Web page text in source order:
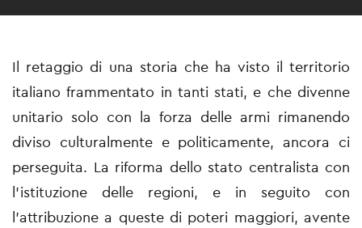
Il retaggio di una storia che ha visto il territorio
italiano frammentato in tanti stati, e che divenne
unitario solo con la forza delle armi rimanendo
diviso culturalmente e politicamente, ancora ci
perseguita. La riforma dello stato centralista con
l’istituzione delle regioni, e in seguito con
l’attribuzione a queste di poteri maggiori, avente